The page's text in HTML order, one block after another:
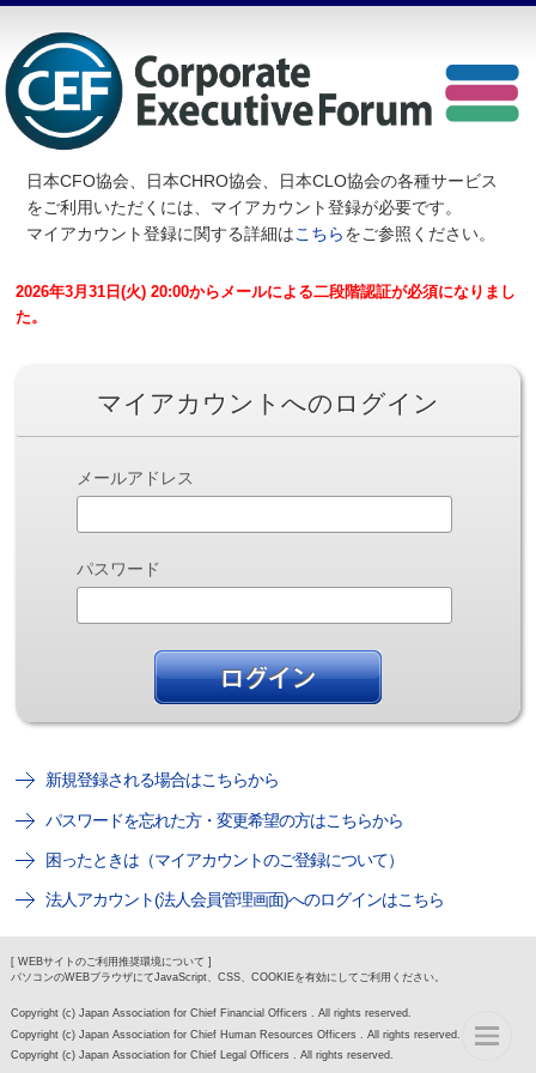
日本CFO協会、日本CHRO協会、日本CLO協会の各種サービス
をご利用いただくには、マイアカウント登録が必要です。
マイアカウント登録に関する詳細はこちらをご参照ください。
2026年3月31日(火) 20:00からメールによる二段階認証が必須になりまし
た。
マイアカウントへのログイン
メールアドレス
パスワード
新規登録される場合はこちらから
パスワードを忘れた方・変更希望の方はこちらから
困ったときは（マイアカウントのご登録について）
法人アカウント(法人会員管理画面)へのログインはこちら
[ WEBサイトのご利用推奨環境について ]
パソコンのWEBブラウザにてJavaScript、CSS、COOKIEを有効にしてご利用ください。
Copyright (c) Japan Association for Chief Financial Officers . All rights reserved.
Copyright (c) Japan Association for Chief Human Resources Officers . All rights reserved.
Copyright (c) Japan Association for Chief Legal Officers . All rights reserved.